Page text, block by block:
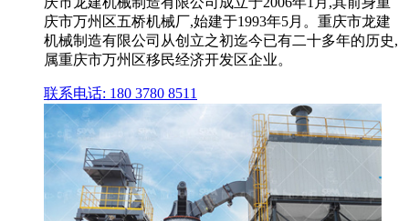
庆市万州区五桥机械厂,始建于1993年5月。重庆市龙建
机械制造有限公司从创立之初迄今已有二十多年的历史,
属重庆市万州区移民经济开发区企业。
联系电话: 180 3780 8511